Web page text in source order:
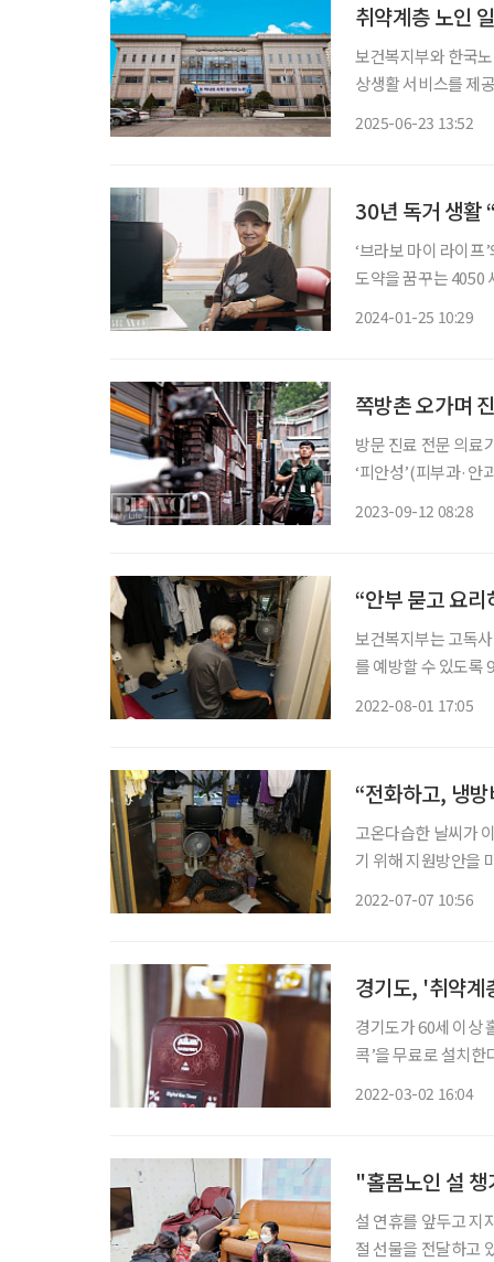
취약계층 노인
보건복지부와 한국
상생활 서비스를 제
2025-06-23 13:52
30년 독거 생활
‘브라보 마이 라이프
도약을 꿈꾸는 4050
2024-01-25 10:29
쪽방촌 오가며
방문 진료 전문 의료
‘피안성’(피부과·안
2023-09-12 08:28
“안부 묻고 요
보건복지부는 고독
를 예방할 수 있도록 9개
2022-08-01 17:05
“전화하고, 냉
고온다습한 날씨가
기 위해 지원방안을
2022-07-07 10:56
경기도, '취약계
경기도가 60세 이상
콕’을 무료로 설치
2022-03-02 16:04
"홀몸노인 설
설 연휴를 앞두고 지
절 선물을 전달하고 있다. 서울 서초구는 서초어르신행복e음센터·방배노